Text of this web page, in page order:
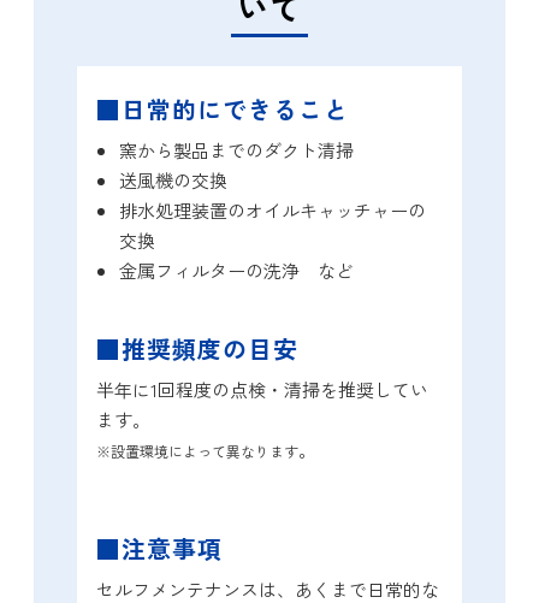
■日常的にできること
窯から製品までのダクト清掃
送風機の交換
排水処理装置のオイルキャッチャーの
交換
金属フィルターの洗浄 など
■推奨頻度の目安
半年に1回程度の点検・清掃を推奨してい
ます。
※設置環境によって異なります。
■注意事項
セルフメンテナンスは、あくまで日常的な